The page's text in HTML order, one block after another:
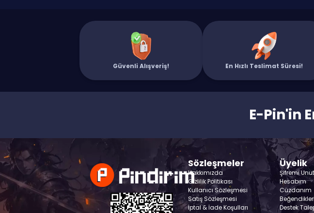
Güvenli Alışveriş! En Hızlı Teslimat Süresi!
E-Pin'in
Sözleşmeler
Hakkımızda
Gizlilik Politikası
Kullanıcı Sözleşmesi
Satış Sözleşmesi
İptal & İade Koşulları
Üyelik
Şifremi
Hesabım
Cüzdanım
Destek